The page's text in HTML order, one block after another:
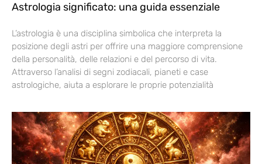
Astrologia significato: una guida essenziale
L’astrologia è una disciplina simbolica che interpreta la
posizione degli astri per offrire una maggiore comprensione
della personalità, delle relazioni e del percorso di vita.
Attraverso l’analisi di segni zodiacali, pianeti e case
astrologiche, aiuta a esplorare le proprie potenzialità